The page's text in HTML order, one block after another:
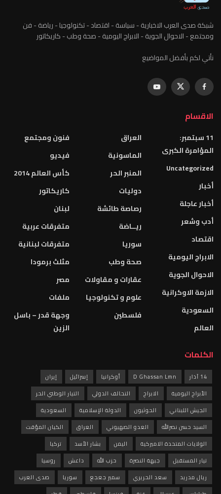
شبكة صدى العرب الاخبارية - سياسة - اقتصاد - تكنولوجيا - رياضة - فن
ومجتمع - الاحوال الجوية - الابراج اليومية - صحة وطب - كاريكاتور
نأتي لكم بأفضل المواضيع
الاقسام
11 سبتمبر:
المؤامرة الكبرى
Uncategorized
أخبار
أخبار عاجلة
أدب وشعر
اقتصاد
الابراج اليومية
الاحوال الجوية
الازمة الاوكرانية
السعودية
العالم
العراق
الماسونية
المنبر الحر
دوليات
رصاصة طائشة
ريــاضة
سوريا
صحة وطب
عقارات و مقاولات
علوم و تكنولوجيا
فلسطين
فنون ومجتمع
فيديو
كأس العالم 2014
كاريكاتور
لبنان
متفرقات عربية
متفرقات لبنانية
مثلث برمودا
مصر
ملفات
وجهة قدر – باسل
الزين
الكلمات
14 آذار D Ghassan Lmn أوكرانيا إسرائيل
إيران
الأبراج اليومية
الابراج التحالف الدولي
التيار الوطني الحر
الجيش اللبناني
الحوثيون الدولة الإسلامية
السعودية
السيد حسن نصرالله
العدو الصهيوني العراق
الكيان المؤقت
الولايات المتحدة الاميركية
اليمن بشار الأسد
تركيا
تيار المستقبل
جبهة النصرة حزب الله داعش
روسيا
ريال مدريد
سعد الحريري سمير جعجع سوريا
صدى العرب